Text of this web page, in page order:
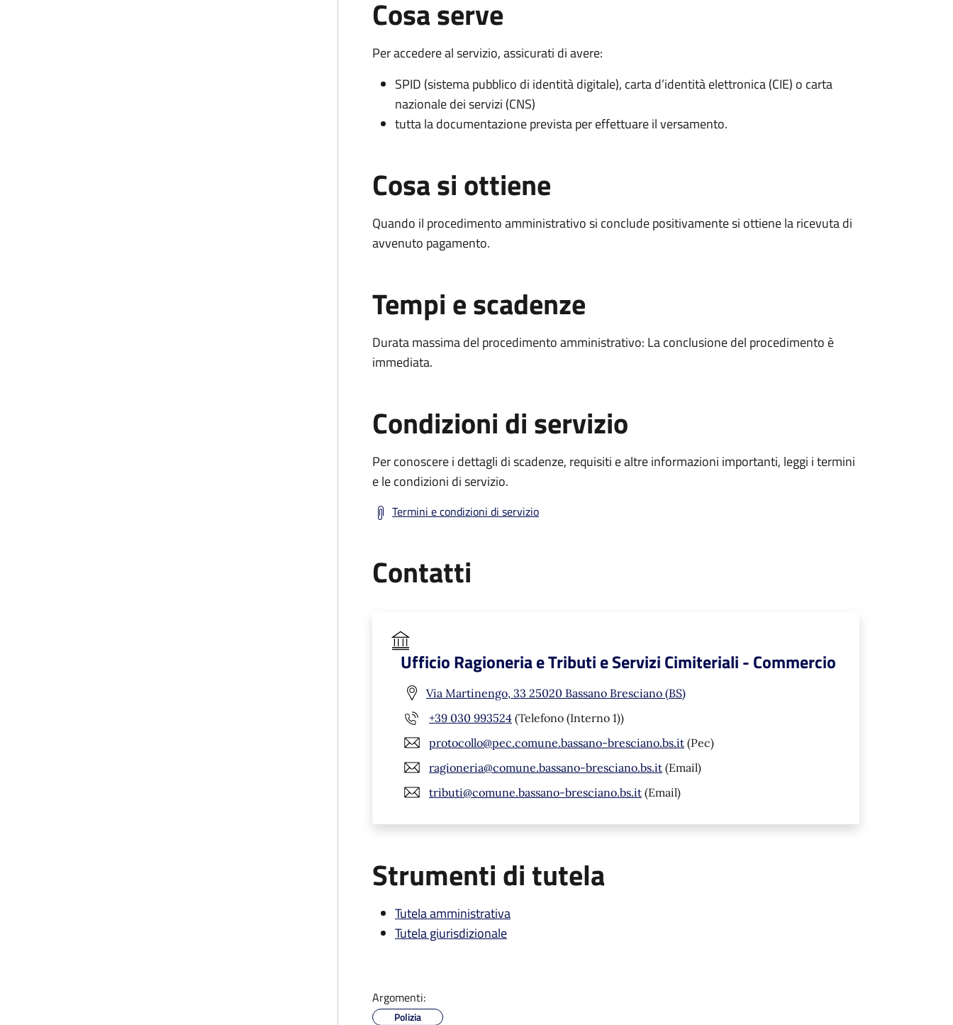
Cosa serve
Per accedere al servizio, assicurati di avere:
SPID (sistema pubblico di identità digitale), carta d’identità elettronica (CIE) o carta
nazionale dei servizi (CNS)
tutta la documentazione prevista per effettuare il versamento.
Cosa si ottiene
Quando il procedimento amministrativo si conclude positivamente si ottiene la ricevuta di
avvenuto pagamento.
Tempi e scadenze
Durata massima del procedimento amministrativo: La conclusione del procedimento è
immediata.
Condizioni di servizio
Per conoscere i dettagli di scadenze, requisiti e altre informazioni importanti, leggi i termini
e le condizioni di servizio.
Termini e condizioni di servizio
Contatti
Ufficio Ragioneria e Tributi e Servizi Cimiteriali - Commercio
Via Martinengo, 33 25020 Bassano Bresciano (BS)
+39 030 993524 (Telefono (Interno 1))
protocollo@pec.comune.bassano-bresciano.bs.it (Pec)
ragioneria@comune.bassano-bresciano.bs.it (Email)
tributi@comune.bassano-bresciano.bs.it (Email)
Strumenti di tutela
Tutela amministrativa
Tutela giurisdizionale
Argomenti:
Polizia